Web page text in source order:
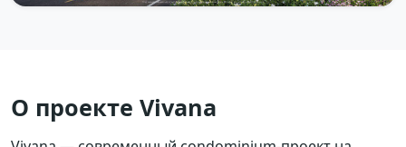
О проекте Vivana